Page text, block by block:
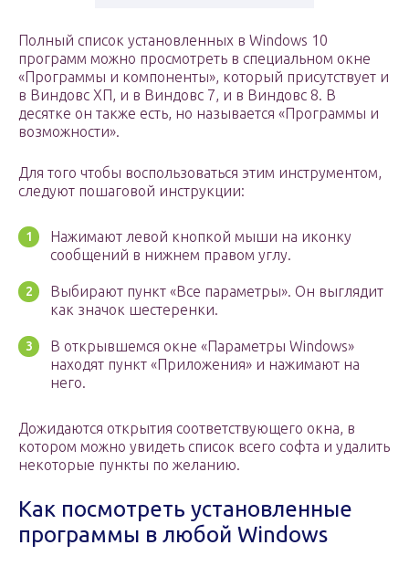
Полный список установленных в Windows 10
программ можно просмотреть в специальном окне
«Программы и компоненты», который присутствует и
в Виндовс ХП, и в Виндовс 7, и в Виндовс 8. В
десятке он также есть, но называется «Программы и
возможности».
Для того чтобы воспользоваться этим инструментом,
следуют пошаговой инструкции:
Нажимают левой кнопкой мыши на иконку
сообщений в нижнем правом углу.
Выбирают пункт «Все параметры». Он выглядит
как значок шестеренки.
В открывшемся окне «Параметры Windows»
находят пункт «Приложения» и нажимают на
него.
Дожидаются открытия соответствующего окна, в
котором можно увидеть список всего софта и удалить
некоторые пункты по желанию.
Как посмотреть установленные
программы в любой Windows